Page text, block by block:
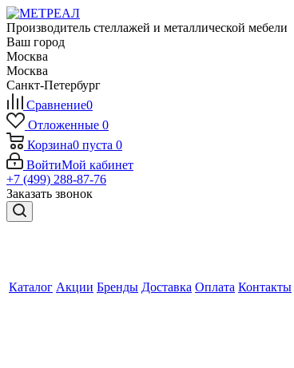
Производитель стеллажей и металлической мебели
Ваш город
Москва
Москва
Санкт-Петербург
Сравнение0
Отложенные 0
Корзина0 пуста 0
ВойтиМой кабинет
+7 (499) 288-87-76
Заказать звонок
Каталог Акции Бренды Доставка Оплата Контакты